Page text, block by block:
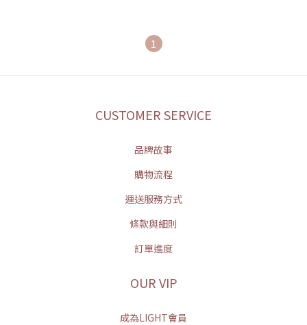
1
CUSTOMER SERVICE
品牌故事
購物流程
運送服務方式
條款與細則
訂單進度
OUR VIP
成為LIGHT會員